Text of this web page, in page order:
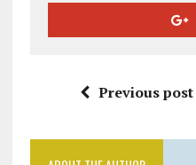
Previous post